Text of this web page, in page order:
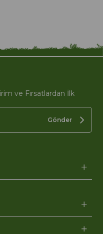
ve Fırsatlardan İlk
Gönder